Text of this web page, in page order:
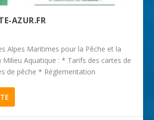
AZUR.FR
Alpes Maritimes pour la Pêche et la
Milieu Aquatique : * Tarifs des cartes de
de pêche * Réglementation